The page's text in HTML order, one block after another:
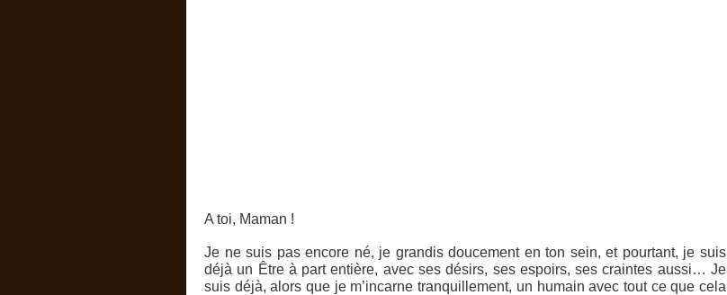
A toi, Maman !
Je ne suis pas encore né, je grandis doucement en ton sein, et pourtant, je suis
déjà un Être à part entière, avec ses désirs, ses espoirs, ses craintes aussi… Je
suis déjà, alors que je m’incarne tranquillement, un humain avec tout ce que cela